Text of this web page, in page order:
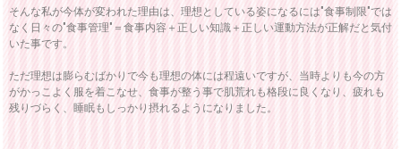
そんな私が今体が変われた理由は、理想としている姿になるには"食事制限"では
なく日々の"食事管理"＝食事内容＋正しい知識＋正しい運動方法が正解だと気付
いた事です。
ただ理想は膨らむばかりで今も理想の体には程遠いですが、当時よりも今の方
がかっこよく服を着こなせ、食事が整う事で肌荒れも格段に良くなり、疲れも
残りづらく、睡眠もしっかり摂れるようになりました。